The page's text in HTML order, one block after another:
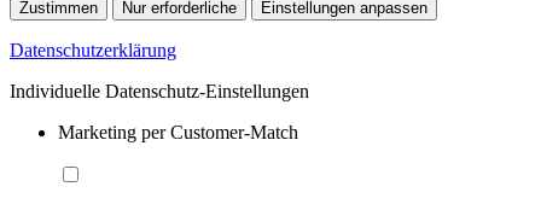
Zustimmen Nur erforderliche Einstellungen anpassen
Datenschutzerklärung
Individuelle Datenschutz-Einstellungen
Marketing per Customer-Match